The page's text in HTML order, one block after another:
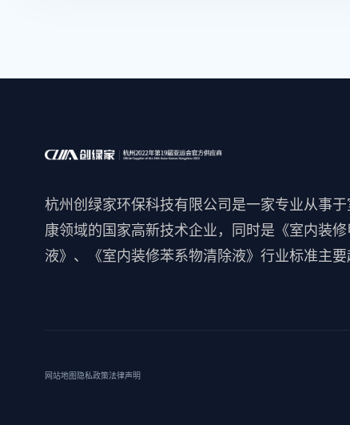
杭州创绿家环保科技有限公司是一家专业从事
康领域的国家高新技术企业，同时是《室内装
液》、《室内装修苯系物清除液》行业标准主要
网站地图 隐私政策法律声明